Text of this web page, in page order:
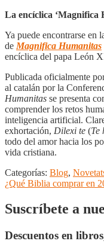
La encíclica ‘Magnifica
Ya puede encontrarse en
de Magnifica Humanitas
encíclica del papa León
Publicada oficialmente
al catalán por la
Humanitas se presenta
comprender los retos
inteligencia artificial.
exhortación, Dilexi te (Te
todo del amor hacia los
vida cristiana.
Categorías: Blog,
Navegación
de
entradas
Anterior:
¿Qué Biblia comprar en
Suscríbete a
Descuentos en